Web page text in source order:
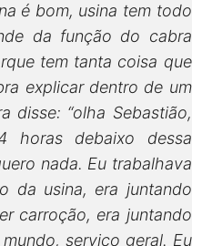
é bom, usina tem todo
da função do cabra
tem tanta coisa que
explicar dentro de um
disse: “olha Sebastião,
horas debaixo dessa
nada. Eu trabalhava
da usina, era juntando
carroção, era juntando
serviço geral. Eu